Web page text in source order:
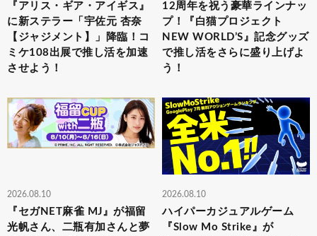
『アリス・ギア・アイギス』
に新ステラー「宇佐元 杏奈
【ジャジメント】」降臨！コ
ミケ108出展で推し活を加速
させよう！
12周年を祝う豪華ラインナッ
プ！『白猫プロジェクト
NEW WORLD’S』記念グッズ
で推し活をさらに盛り上げよ
う！
2026.08.10
『セガNET麻雀 MJ』が福留
光帆さん、二瓶有加さんと夢
2026.08.10
ハイパーカジュアルゲーム
『Slow Mo Strike』が